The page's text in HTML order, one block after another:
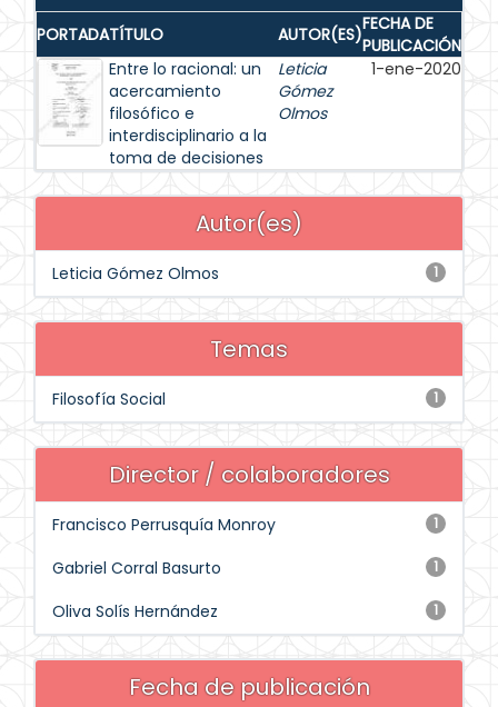
PORTADATÍTULO AUTOR(ES)FECHA DE
PUBLICACIÓN
Entre lo racional: un
acercamiento
filosófico e
interdisciplinario a la
toma de decisiones
Leticia
Gómez
Olmos
1-ene-2020
Autor(es)
1
Leticia Gómez Olmos
Temas
1
Filosofía Social
Director / colaboradores
1
Francisco Perrusquía Monroy
1
Gabriel Corral Basurto
1
Oliva Solís Hernández
Fecha de publicación